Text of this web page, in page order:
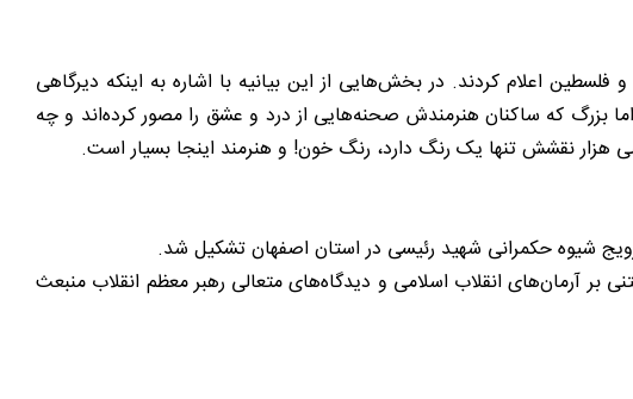
فلسطین اعلام کردند. در بخش‌هایی از این بیانیه با اشاره به اینکه دیرگاهی
بزرگ که ساکنان هنرمندش صحنه‌هایی از درد و عشق را مصور کرده‌اند و چه
نقشش تنها یک رنگ دارد، رنگ خون! و هنرمند اینجا بسیار است.
شیوه حکمرانی شهید رئیسی در استان اصفهان تشکیل شد.
آرمان‌های انقلاب اسلامی و دیدگاه‌های متعالی رهبر معظم انقلاب منبعث